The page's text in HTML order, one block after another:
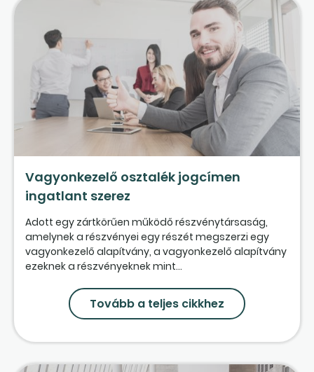
Vagyonkezelő osztalék jogcímen
ingatlant szerez
Adott egy zártkörűen működő részvénytársaság,
amelynek a részvényei egy részét megszerzi egy
vagyonkezelő alapítvány, a vagyonkezelő alapítvány
ezeknek a részvényeknek mint...
Tovább a teljes cikkhez